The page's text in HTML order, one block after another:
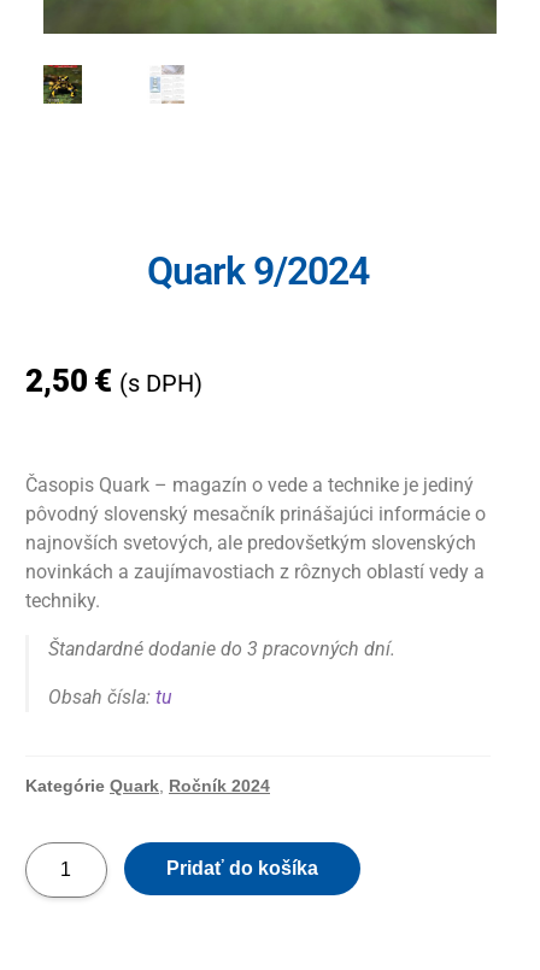
Quark 9/2024
2,50 € (s DPH)
Časopis Quark – magazín o vede a technike je jediný
pôvodný slovenský mesačník prinášajúci informácie o
najnovších svetových, ale predovšetkým slovenských
novinkách a zaujímavostiach z rôznych oblastí vedy a
techniky.
Štandardné dodanie do 3 pracovných dní.
Obsah čísla: tu
Kategórie Quark Ročník 2024
Pridať do košíka